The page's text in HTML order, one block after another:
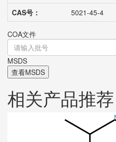
CAS号：
5021-45-4
COA文件
MSDS
查看MSDS
相关产品推荐